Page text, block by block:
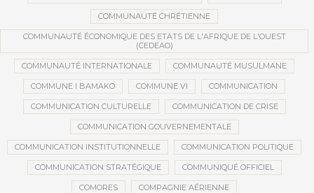
COMMUNAUTÉ CHRÉTIENNE
COMMUNAUTÉ ÉCONOMIQUE DES ETATS DE L'AFRIQUE DE L'OUEST
(CEDEAO)
COMMUNAUTÉ INTERNATIONALE COMMUNAUTÉ MUSULMANE
COMMUNE I BAMAKO COMMUNE VI COMMUNICATION
COMMUNICATION CULTURELLE COMMUNICATION DE CRISE
COMMUNICATION GOUVERNEMENTALE
COMMUNICATION INSTITUTIONNELLE COMMUNICATION POLITIQUE
COMMUNICATION STRATÉGIQUE COMMUNIQUÉ OFFICIEL
COMORES COMPAGNIE AÉRIENNE